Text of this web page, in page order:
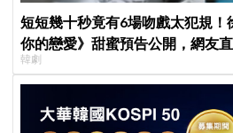
短短幾十秒竟有6場吻戲太犯規！
你的戀愛》甜蜜預告公開，網友
韓劇